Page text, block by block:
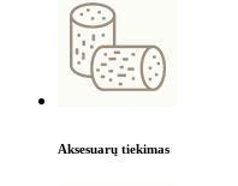
Aksesuarų tiekimas